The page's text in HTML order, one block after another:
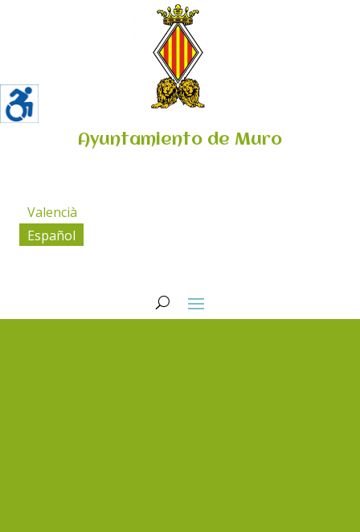
Ayuntamiento de Muro
Valencià
Español